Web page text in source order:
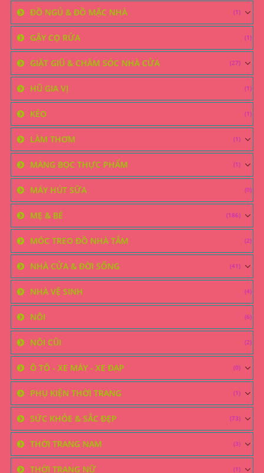
ĐỒ NGỦ & ĐỒ MẶC NHÀ (1)
GẬY CỌ RỬA (1)
GIẶT GIŨ & CHĂM SÓC NHÀ CỬA (27)
HŨ GIA VỊ (1)
KÉO (1)
LÀM THƠM (1)
MÀNG BỌC THỰC PHẨM (1)
MÁY HÚT SỮA (0)
MẸ & BÉ (186)
MÓC TREO ĐỒ NHÀ TẮM (2)
NHÀ CỬA & ĐỜI SỐNG (41)
NHÀ VỆ SINH (4)
NÔI (6)
NÔI CŨI (2)
Ô TÔ - XE MÁY - XE ĐẠP (0)
PHỤ KIỆN THỜI TRANG (1)
SỨC KHỎE & SẮC ĐẸP (73)
THỜI TRANG NAM (3)
THỜI TRANG NỮ (1)